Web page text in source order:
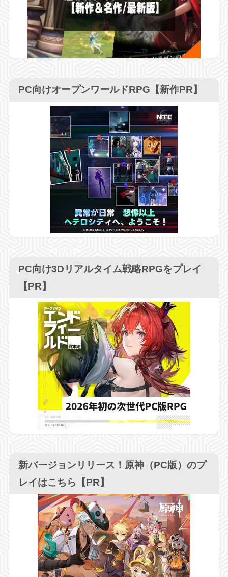
PC向けオープンワールドRPG【新作PR】
PC向け3Dリアルタイム戦略RPGをプレイ
【PR】
新バージョンリリース！原神（PC版）のプ
レイはこちら【PR】